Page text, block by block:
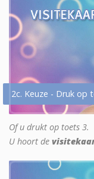
2c. Keuze - Druk op
Of u drukt op toets 3.
U hoort de